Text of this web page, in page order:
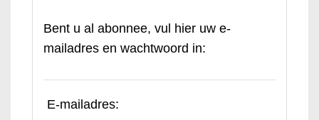
Bent u al abonnee, vul hier uw e-
mailadres en wachtwoord in:
E-mailadres: